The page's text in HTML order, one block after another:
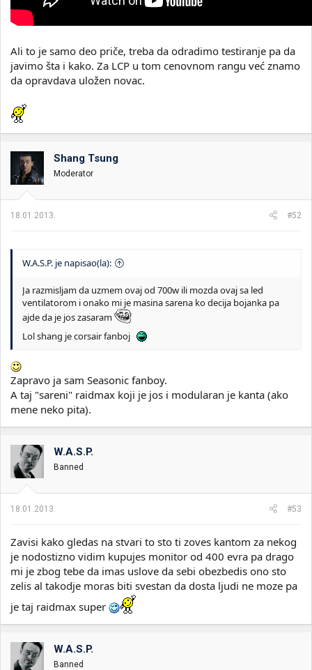
Ali to je samo deo priče, treba da odradimo testiranje pa da
javimo šta i kako. Za LCP u tom cenovnom rangu već znamo
da opravdava uložen novac.
Shang Tsung
Moderator
18.01.2013. #52
W.A.S.P. je napisao(la):
Ja razmisljam da uzmem ovaj od 700w ili mozda ovaj sa led
ventilatorom i onako mi je masina sarena ko decija bojanka pa
ajde da je jos zasaram
Lol shang je corsair fanboj
Zapravo ja sam Seasonic fanboy.
A taj "sareni" raidmax koji je jos i modularan je kanta (ako
mene neko pita).
W.A.S.P.
Banned
18.01.2013. #53
Zavisi kako gledas na stvari to sto ti zoves kantom za nekog
je nodostizno vidim kupujes monitor od 400 evra pa drago
mi je zbog tebe da imas uslove da sebi obezbedis ono sto
zelis al takodje moras biti svestan da dosta ljudi ne moze pa
je taj raidmax super
W.A.S.P.
Banned